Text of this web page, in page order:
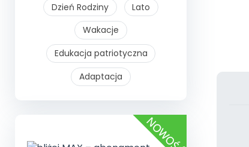
Dzień Rodziny
Lato
Wakacje
Edukacja patriotyczna
Adaptacja